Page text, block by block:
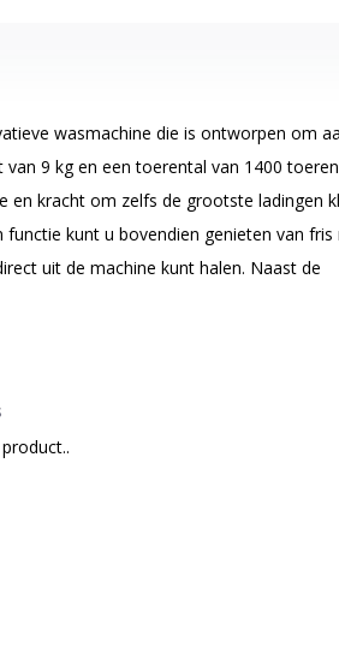
wasmachine die is ontworpen om
9 kg en een toerental van 1400
en kracht om zelfs de grootste ladingen
kunt u bovendien genieten van fris
uit de machine kunt halen. Naast de
dat de machine automatisch de
de vervuilingsgraad van de lading,
gebruiksvriendelijke ontwerp en de